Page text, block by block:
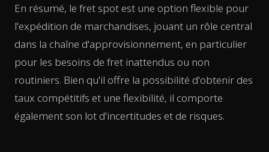
En résumé, le fret spot est une option flexible pour
l'expédition de marchandises, jouant un rôle central
dans la chaîne d'approvisionnement, en particulier
pour les besoins de fret inattendus ou non
routiniers. Bien qu'il offre la possibilité d'obtenir des
taux compétitifs et une flexibilité, il comporte
également son lot d'incertitudes et de risques.